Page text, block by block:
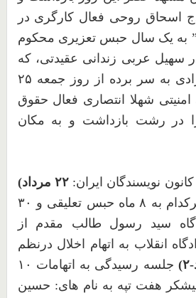
اسحاق روحی فعال کارگری در
به یک سال حبس تعزیری محکوم
سهیل عربی زندانی عقیدتی، که
به سر برده از روز جمعه ۲۵
امنیتی شهلا انتصاری فعال حقوق
را در رشت بازداشت و به مکان
نویسندگان ایران:۲۲ مرداد)
به ۸ماه حبس تعلیقی و ۳۰
سید رسول طالب مقدم از
انقلاب به اتهام اخلال درنظم
۲)جلسه رسیدگی به اتهامات ۱۰
هفت تپه به نام های: حسین